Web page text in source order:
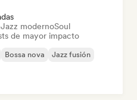
Jazz modernoSoul
de mayor impacto
Bossa nova Jazz fusión